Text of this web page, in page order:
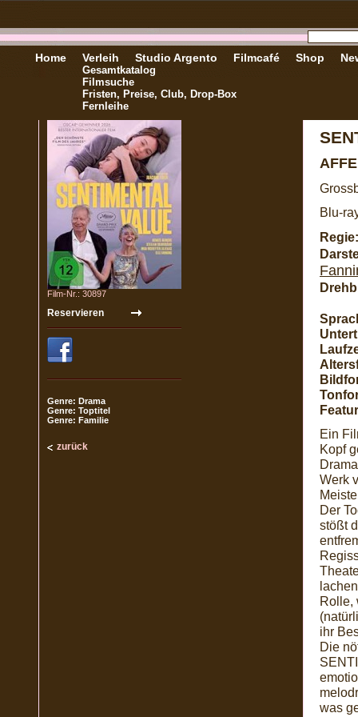
Home Verleih
Gesamtkatalog
Filmsuche
Fristen, Preise, Club, Drop-Box
Fernleihe
Studio Argento Filmcafé Shop
Film-Nr.: 30897
Genre: Drama
Genre: Toptitel
Genre: Familie
zurück
Blu-
Regie:
Ein
Kopf
Werk
Der
stößt
Rolle,
ihr
Die
was